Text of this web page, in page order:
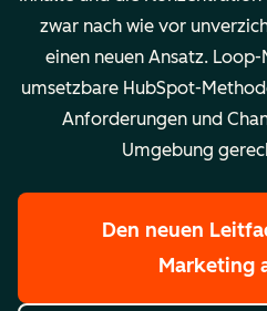
zwar nach wie vor
einen neuen Ansatz.
umsetzbare HubSpot-
Anforderungen und
Umgebung
Den neuen
Marketing